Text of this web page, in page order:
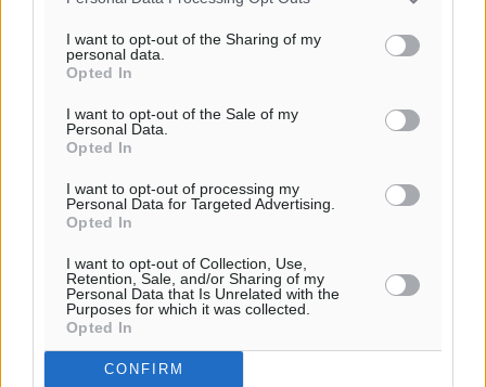
I want to opt-out of the Sharing of my
personal data.
Opted In
I want to opt-out of the Sale of my
Personal Data.
Opted In
I want to opt-out of processing my
Personal Data for Targeted Advertising.
Opted In
I want to opt-out of Collection, Use,
Retention, Sale, and/or Sharing of my
Personal Data that Is Unrelated with the
Purposes for which it was collected.
Opted In
CONFIRM
ευρώ σε κέρδη μοίρασε τον Ιούλιο
Αθλητικά• πριν 10 λεπτά
Ολοκλήρωση του έργου αναβάθμισης των
υποδομών του Νεστορίδειου Μελάθρου
Τοπικές Ειδήσεις• πριν 36 λεπτά
Αθλητικά• πριν 2 ώρες
Σύλληψη 21χρονου για ναρκωτικά στη Ρόδο
Τοπικές Ειδήσεις